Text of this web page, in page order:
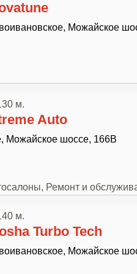
Можайское
м.
Auto
Можайское шоссе, 166В
Ремонт и
м.
Turbo Tech
Можайское